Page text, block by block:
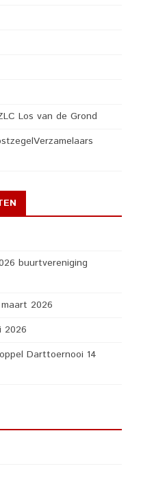
Los van de Grond
buurtvereniging
2026
2026
Darttoernooi 14